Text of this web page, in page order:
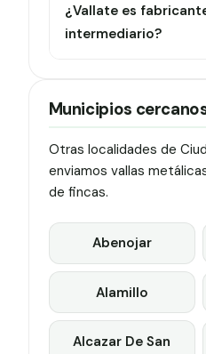
¿Vallate es
intermediario?
Municipios
Otras localidades de
enviamos vallas
de fincas.
Abenojar
Alamillo
Alcazar De San